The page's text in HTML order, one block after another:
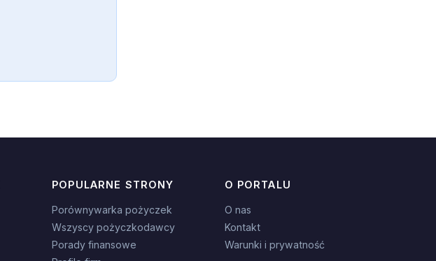
POPULARNE STRONY
Porównywarka pożyczek
Wszyscy pożyczkodawcy
Porady finansowe
O PORTALU
O nas
Kontakt
Warunki i prywatność